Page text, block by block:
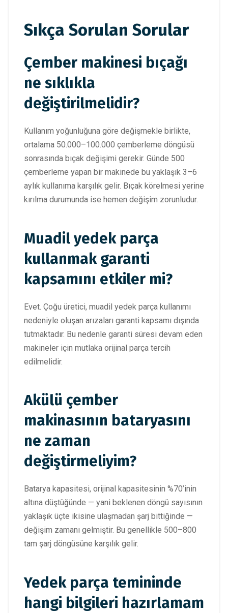
Sıkça Sorulan Sorular
Çember makinesi bıçağı
ne sıklıkla
değiştirilmelidir?
Kullanım yoğunluğuna göre değişmekle birlikte,
ortalama 50.000–100.000 çemberleme döngüsü
sonrasında bıçak değişimi gerekir. Günde 500
çemberleme yapan bir makinede bu yaklaşık 3–6
aylık kullanıma karşılık gelir. Bıçak körelmesi yerine
kırılma durumunda ise hemen değişim zorunludur.
Muadil yedek parça
kullanmak garanti
kapsamını etkiler mi?
Evet. Çoğu üretici, muadil yedek parça kullanımı
nedeniyle oluşan arızaları garanti kapsamı dışında
tutmaktadır. Bu nedenle garanti süresi devam eden
makineler için mutlaka orijinal parça tercih
edilmelidir.
Akülü çember
makinasının bataryasını
ne zaman
değiştirmeliyim?
Batarya kapasitesi, orijinal kapasitesinin %70’inin
altına düştüğünde — yani beklenen döngü sayısının
yaklaşık üçte ikisine ulaşmadan şarj bittiğinde —
değişim zamanı gelmiştir. Bu genellikle 500–800
tam şarj döngüsüne karşılık gelir.
Yedek parça temininde
hangi bilgileri hazırlamam